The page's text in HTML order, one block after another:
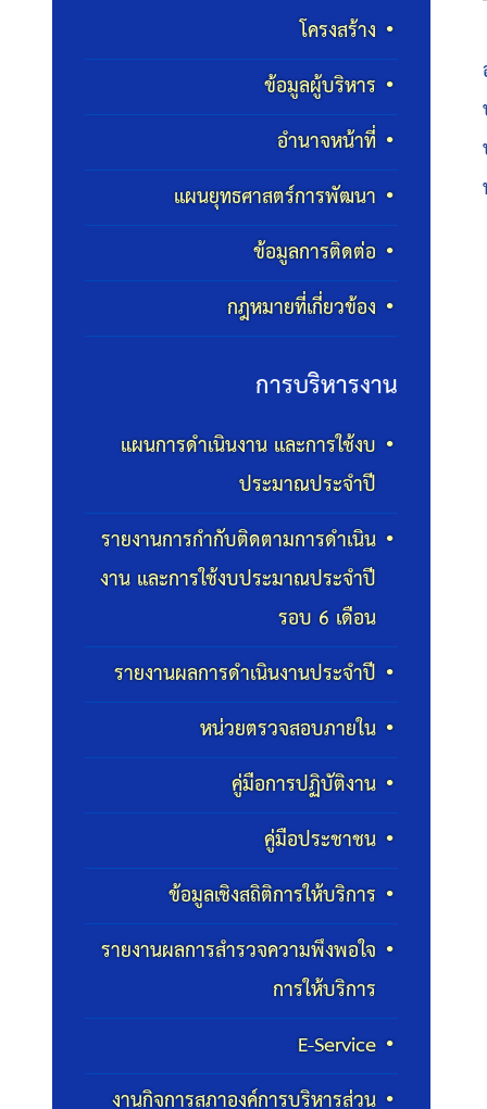
โครงสร้าง
ข้อมูลผู้บริหาร
อำนาจหน้าที่
แผนยุทธศาสตร์การพัฒนา
ข้อมูลการติดต่อ
กฎหมายที่เกี่ยวข้อง
การบริหารงาน
แผนการดำเนินงาน และการใช้งบ
ประมาณประจำปี
รายงานการกำกับติดตามการดำเนิน
งาน และการใช้งบประมาณประจำปี
รอบ 6 เดือน
รายงานผลการดำเนินงานประจำปี
หน่วยตรวจสอบภายใน
คู่มือการปฏิบัติงาน
คู่มือประชาชน
ข้อมูลเชิงสถิติการให้บริการ
รายงานผลการสำรวจความพึงพอใจ
การให้บริการ
E-Service
งานกิจการสภาองค์การบริหารส่วน